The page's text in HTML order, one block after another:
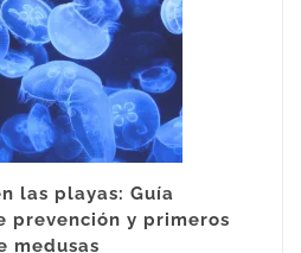
las playas: Guía
prevención y primeros
medusas